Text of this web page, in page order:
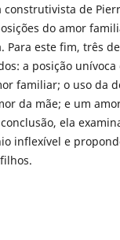
construtivista de
do amor
Para este fim, três
a posição
familiar; o uso da
da mãe; e um
ela
inflexível e